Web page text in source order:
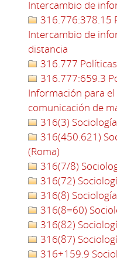
Intercambio de
316.776:378.15
Intercambio de
distancia
316.777
316.777:659.3
Información para
comunicación de
316(3) Sociología
316(450.621)
(Roma)
316(7/8)
316(72)
316(8)
316(8=60)
316(82)
316(87)
316+159.9